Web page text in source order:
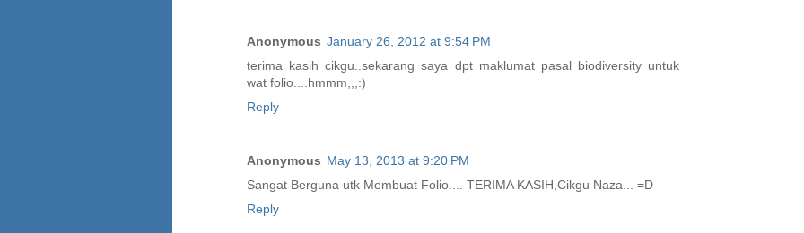
Anonymous January 26, 2012 at 9:54 PM
terima kasih cikgu..sekarang saya dpt maklumat pasal biodiversity untuk
wat folio....hmmm,,,:)
Reply
Anonymous May 13, 2013 at 9:20 PM
Sangat Berguna utk Membuat Folio.... TERIMA KASIH,Cikgu Naza... =D
Reply